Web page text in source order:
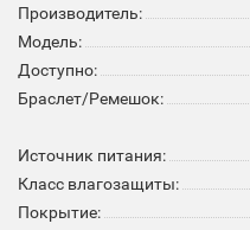
Производитель:
Модель:
Доступно:
Браслет/Ремешок:
Источник питания:
Класс влагозащиты:
Покрытие: